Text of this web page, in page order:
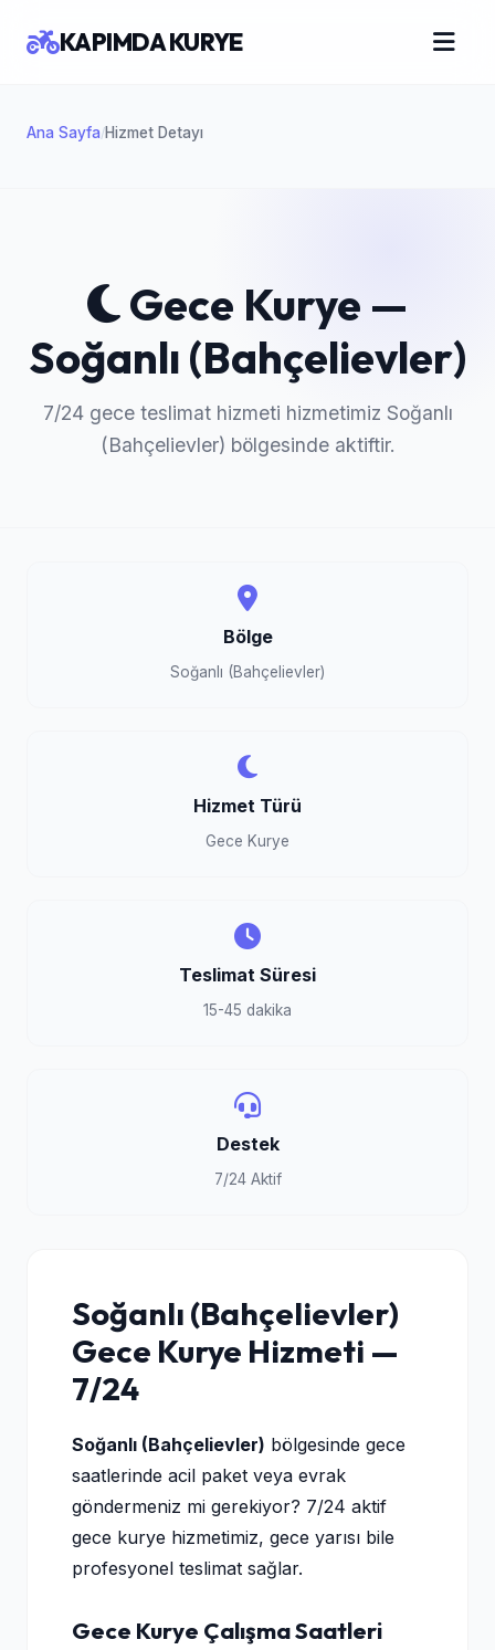
Ana Sayfa/Hizmet Detayı
KAPIMDA KURYE
Gece Kurye —
Soğanlı (Bahçelievler)
7/24 gece teslimat hizmeti hizmetimiz Soğanlı
(Bahçelievler) bölgesinde aktiftir.
Bölge
Soğanlı (Bahçelievler)
Hizmet Türü
Gece Kurye
Teslimat Süresi
15-45 dakika
Destek
7/24 Aktif
Soğanlı (Bahçelievler)
Gece Kurye Hizmeti —
7/24
Soğanlı (Bahçelievler) bölgesinde gece
saatlerinde acil paket veya evrak
göndermeniz mi gerekiyor? 7/24 aktif
gece kurye hizmetimiz, gece yarısı bile
profesyonel teslimat sağlar.
Gece Kurye Çalışma Saatleri